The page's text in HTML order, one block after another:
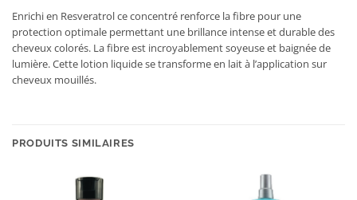
Enrichi en Resveratrol ce concentré renforce la fibre pour une
protection optimale permettant une brillance intense et durable des
cheveux colorés. La fibre est incroyablement soyeuse et baignée de
lumière. Cette lotion liquide se transforme en lait à l’application sur
cheveux mouillés.
PRODUITS SIMILAIRES